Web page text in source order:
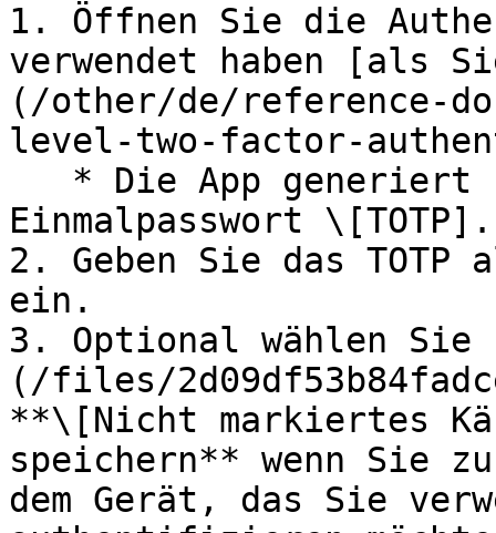
1. Öffnen Sie die
verwendet haben [als
(/other/de/reference-
level-two-factor-
Einmalpasswort \[TOTP].
2. Geben Sie das
ein.
3. Optional wählen
(/files/
**\[Nicht markiertes
speichern** wenn Sie
dem Gerät, das Sie